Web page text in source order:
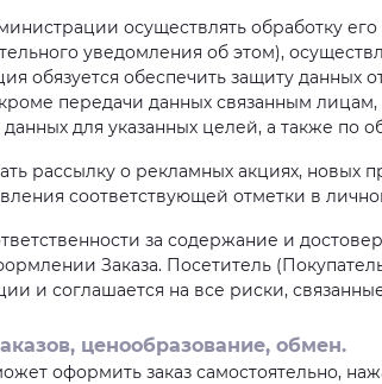
осуществлять обработку
уведомления об этом),
обязуется обеспечить защиту данных
передачи данных связанным
для указанных целей, а также по
рассылку о рекламных акциях, новых
соответствующей отметки в
за содержание и
Заказа. Посетитель
и соглашается на все риски,
ценообразование, обмен.
оформить заказ самостоятельно,